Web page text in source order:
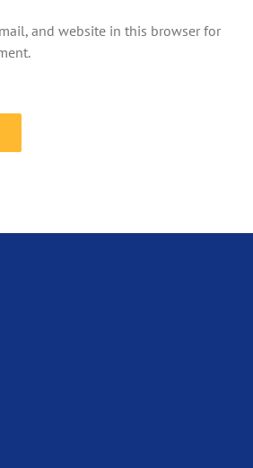
and website in this browser for